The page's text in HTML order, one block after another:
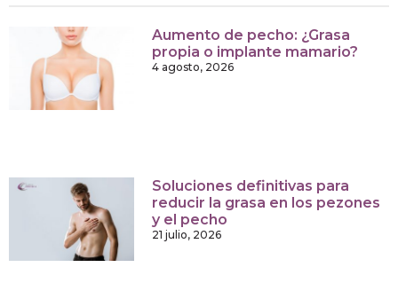
Aumento de pecho: ¿Grasa
propia o implante mamario?
4 agosto, 2026
Soluciones definitivas para
reducir la grasa en los pezones
y el pecho
21 julio, 2026